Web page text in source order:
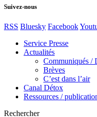
Suivez-nous
RSS Bluesky Facebook
Service Presse
Actualités
Communiqués /
Brèves
C’est dans l’air
Canal Détox
Ressources /
Rechercher